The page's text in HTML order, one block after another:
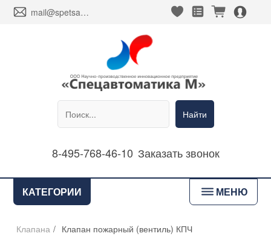
envelope mail@spetsavtomatika-m.ru heart_fill square_favorites_fill cart_fill person_alt_circle_fill
Найти
8-495-768-46-10 Заказать звонок
КАТЕГОРИИ bars МЕНЮ
Клапана / Клапан пожарный (вентиль) КПЧ